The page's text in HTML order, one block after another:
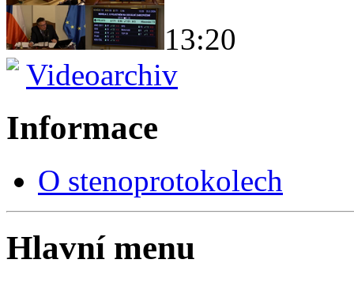
13:20
Videoarchiv
Informace
O stenoprotokolech
Hlavní menu